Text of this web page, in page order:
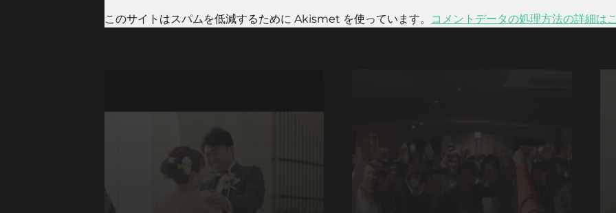
このサイトはスパムを低減するために Akismet を使っています。 コメントデータの処理方法の詳細は